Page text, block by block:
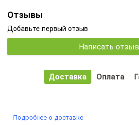
Отзывы
Добавьте первый отзыв
Написать отзыв
Доставка Оплата
Подробнее о доставке